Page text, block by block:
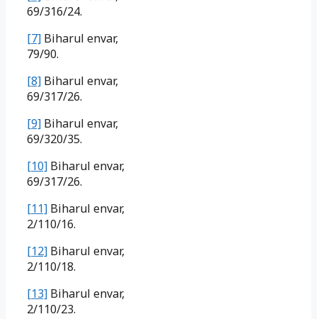
69/316/24.
[7] Biharul envar,
79/90.
[8] Biharul envar,
69/317/26.
[9] Biharul envar,
69/320/35.
[10] Biharul envar,
69/317/26.
[11] Biharul envar,
2/110/16.
[12] Biharul envar,
2/110/18.
[13] Biharul envar,
2/110/23.